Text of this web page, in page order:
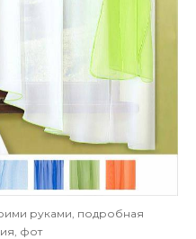
руками, подробная
фот